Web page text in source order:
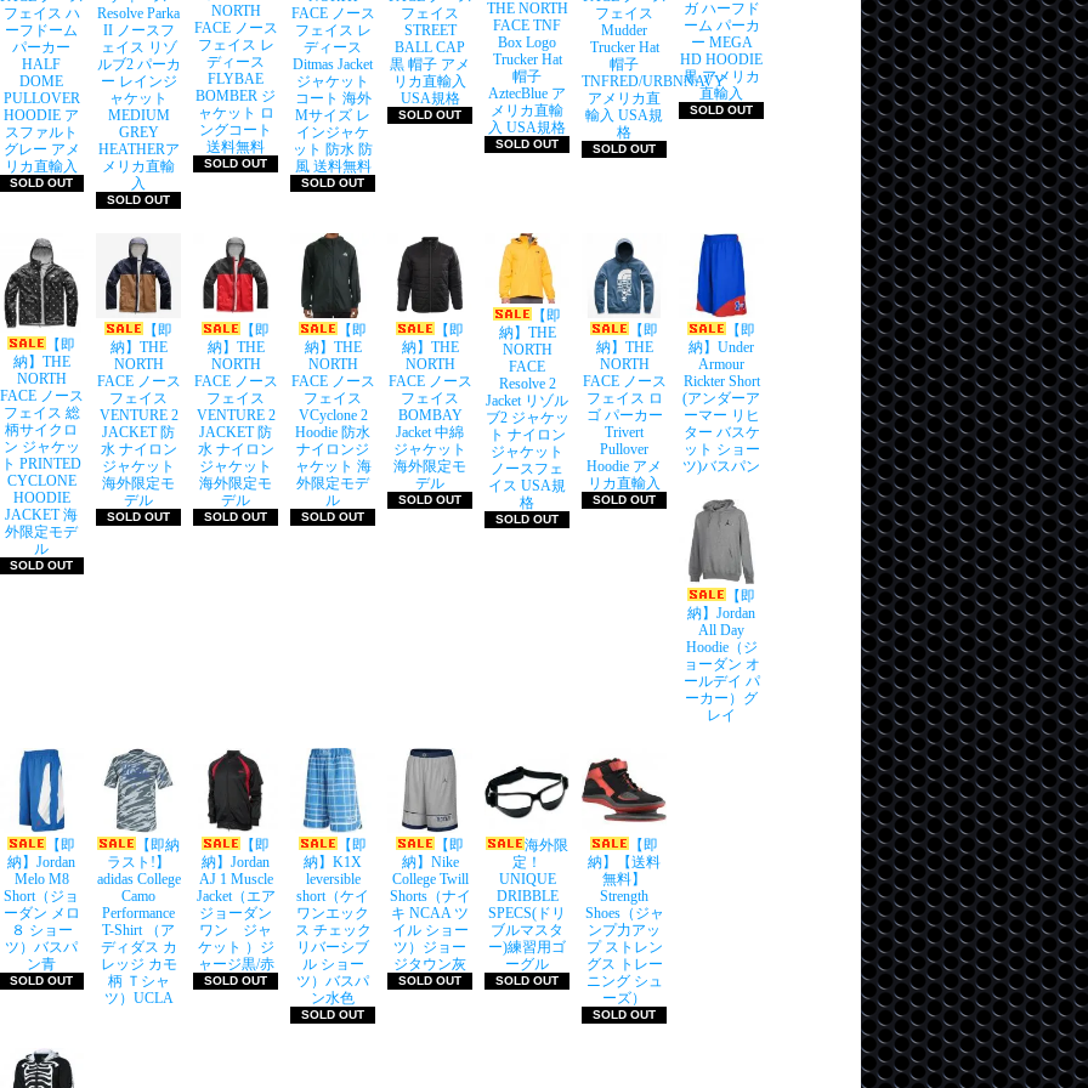
フェイス ハ
ーフドーム
パーカー
HALF
DOME
PULLOVER
HOODIE ア
スファルト
グレー アメ
リカ直輸入
SOLD OUT
Resolve Parka
II ノースフ
ェイス リゾ
ルブ2 パーカ
ー レインジ
ャケット
MEDIUM
GREY
HEATHERア
メリカ直輸
入
SOLD OUT
NORTH
FACE ノース
フェイス レ
ディース
FLYBAE
BOMBER ジ
ャケット ロ
ングコート
送料無料
SOLD OUT
FACE ノース
フェイス レ
ディース
Ditmas Jacket
ジャケット
コート 海外
Mサイズ レ
インジャケ
ット 防水 防
風 送料無料
SOLD OUT
フェイス
STREET
BALL CAP
黒 帽子 アメ
リカ直輸入
USA規格
SOLD OUT
THE NORTH
FACE TNF
Box Logo
Trucker Hat
帽子
AztecBlue ア
メリカ直輸
入 USA規格
SOLD OUT
フェイス
Mudder
Trucker Hat
帽子
TNFRED/URBNNAVY
アメリカ直
輸入 USA規
格
SOLD OUT
ガ ハーフド
ーム パーカ
ー MEGA
HD HOODIE
黒 アメリカ
直輸入
SOLD OUT
【即
納】THE
NORTH
FACE ノース
フェイス 総
柄サイクロ
ン ジャケッ
ト PRINTED
CYCLONE
HOODIE
JACKET 海
外限定モデ
ル
SOLD OUT
【即
納】THE
NORTH
FACE ノース
フェイス
VENTURE 2
JACKET 防
水 ナイロン
ジャケット
海外限定モ
デル
SOLD OUT
【即
納】THE
NORTH
FACE ノース
フェイス
VENTURE 2
JACKET 防
水 ナイロン
ジャケット
海外限定モ
デル
SOLD OUT
【即
納】THE
NORTH
FACE ノース
フェイス
VCyclone 2
Hoodie 防水
ナイロンジ
ャケット 海
外限定モデ
ル
SOLD OUT
【即
納】THE
NORTH
FACE ノース
フェイス
BOMBAY
Jacket 中綿
ジャケット
海外限定モ
デル
SOLD OUT
【即
納】THE
NORTH
FACE
Resolve 2
Jacket リゾル
ブ2 ジャケッ
ト ナイロン
ジャケット
ノースフェ
イス USA規
格
SOLD OUT
【即
納】THE
NORTH
FACE ノース
フェイス ロ
ゴ パーカー
Trivert
Pullover
Hoodie アメ
リカ直輸入
SOLD OUT
【即
納】Under
Armour
Rickter Short
(アンダーア
ーマー リヒ
ター バスケ
ット ショー
ツ)バスパン
【即
納】Jordan
All Day
Hoodie（ジ
ョーダン オ
ールデイ パ
ーカー）グ
レイ
【即
納】Jordan
Melo M8
Short（ジョ
ーダン メロ
８ ショー
ツ）バスパ
ン青
SOLD OUT
【即納
ラスト!】
adidas College
Camo
Performance
T-Shirt （ア
ディダス カ
レッジ カモ
柄 Ｔシャ
ツ）UCLA
【即
納】Jordan
AJ 1 Muscle
Jacket（エア
ジョーダン
ワン ジャ
ケット ）ジ
ャージ黒/赤
SOLD OUT
【即
納】K1X
leversible
short（ケイ
ワンエック
ス チェック
リバーシブ
ル ショー
ツ）バスパ
ン水色
SOLD OUT
【即
納】Nike
College Twill
Shorts（ナイ
キ NCAA ツ
イル ショー
ツ）ジョー
ジタウン灰
SOLD OUT
海外限
定！
UNIQUE
DRIBBLE
SPECS(ドリ
ブルマスタ
ー)練習用ゴ
ーグル
SOLD OUT
【即
納】【送料
無料】
Strength
Shoes（ジャ
ンプ力アッ
プ ストレン
グス トレー
ニング シュ
ーズ）
SOLD OUT